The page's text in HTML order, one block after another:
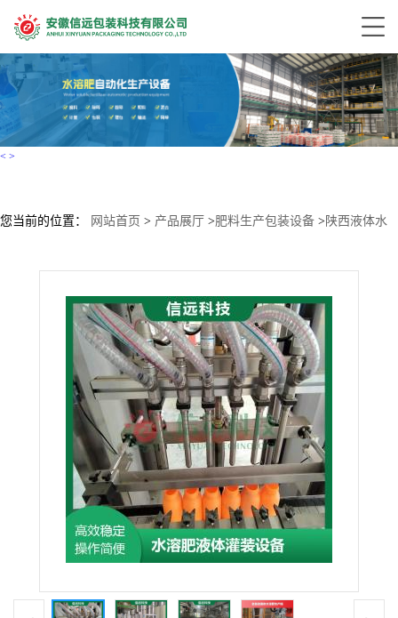
< >
您当前的位置： 网站首页 > 产品展厅 >肥料生产包装设备 >陕西液体水